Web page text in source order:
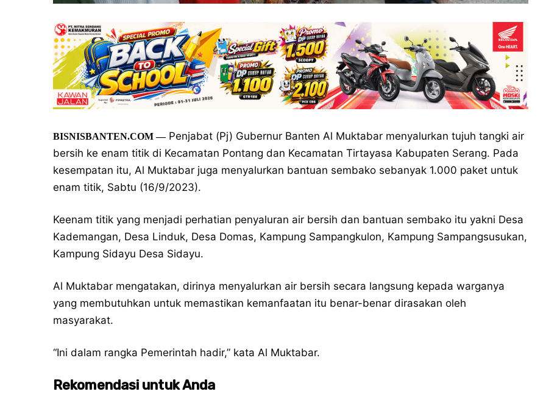
BISNISBANTEN.COM —Penjabat (Pj) Gubernur Banten Al Muktabar menyalurkan tujuh tangki air
bersih ke enam titik di Kecamatan Pontang dan Kecamatan Tirtayasa Kabupaten Serang. Pada
kesempatan itu, Al Muktabar juga menyalurkan bantuan sembako sebanyak 1.000 paket untuk
enam titik, Sabtu (16/9/2023).
Keenam titik yang menjadi perhatian penyaluran air bersih dan bantuan sembako itu yakni Desa
Kademangan, Desa Linduk, Desa Domas, Kampung Sampangkulon, Kampung Sampangsusukan,
Kampung Sidayu Desa Sidayu.
Al Muktabar mengatakan, dirinya menyalurkan air bersih secara langsung kepada warganya
yang membutuhkan untuk memastikan kemanfaatan itu benar-benar dirasakan oleh
masyarakat.
“Ini dalam rangka Pemerintah hadir,” kata Al Muktabar.
Rekomendasi untuk Anda